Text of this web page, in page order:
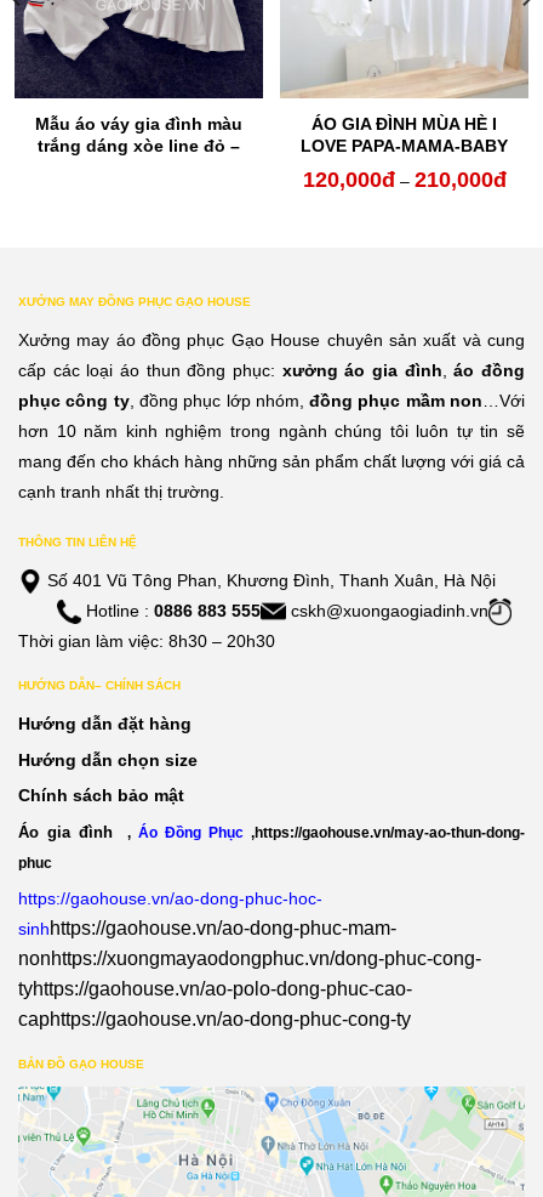
Mẫu áo váy gia đình màu
trắng dáng xòe line đỏ –
ÁO GIA ĐÌNH MÙA HÈ I
LOVE PAPA-MAMA-BABY
120,000đ – 210,000đ
XƯỞNG MAY ĐỒNG PHỤC GẠO HOUSE
Xưởng may áo đồng phục Gạo House chuyên sản xuất và cung
cấp các loại áo thun đồng phục: xưởng áo gia đình ,áo đồng
phục công ty, đồng phục lớp nhóm,đồng phục mầm non …Với
hơn 10 năm kinh nghiệm trong ngành chúng tôi luôn tự tin sẽ
mang đến cho khách hàng những sản phẩm chất lượng với giá cả
cạnh tranh nhất thị trường.
THÔNG TIN LIÊN HỆ
Số 401 Vũ Tông Phan, Khương Đình, Thanh Xuân, Hà Nội
Hotline : 0886 883 555
cskh@xuongaogiadinh.vn
Thời gian làm việc: 8h30 – 20h30
HƯỚNG DẪN– CHÍNH SÁCH
Hướng dẫn đặt hàng
Hướng dẫn chọn size
Chính sách bảo mật
Áo gia đình , Áo Đồng Phục ,https://gaohouse.vn/may-ao-thun-dong-
phuc
https://gaohouse.vn/ao-dong-phuc-hoc-
sinhhttps://gaohouse.vn/ao-dong-phuc-mam-
nonhttps://xuongmayaodongphuc.vn/dong-phuc-cong-
tyhttps://gaohouse.vn/ao-polo-dong-phuc-cao-
caphttps://gaohouse.vn/ao-dong-phuc-cong-ty
BẢN ĐỒ GẠO HOUSE